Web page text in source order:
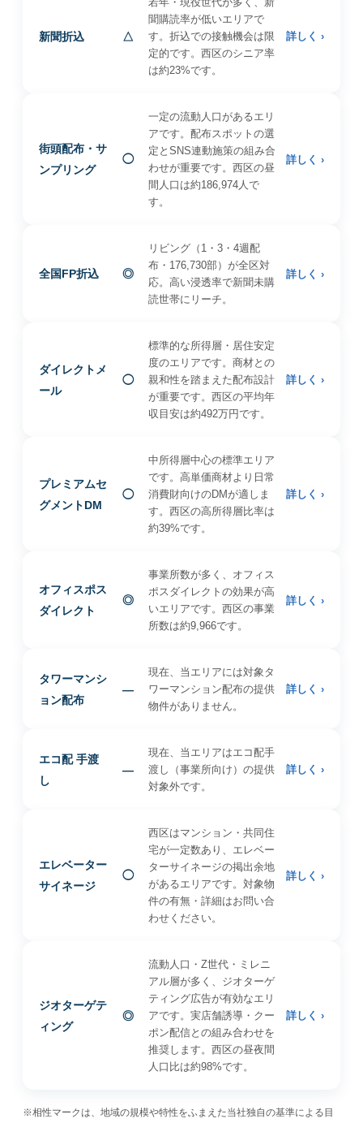
新聞折込 △
聞購読率が低いエリアで
す。折込での接触機会は限
定的です。西区のシニア率
は約23%です。
詳しく ›
街頭配布・サ
ンプリング
◯
一定の流動人口があるエリ
アです。配布スポットの選
定とSNS連動施策の組み合
わせが重要です。西区の昼
間人口は約186,974人で
す。
詳しく ›
全国FP折込 ◎
リビング（1・3・4週配
布・176,730部）が全区対
応。高い浸透率で新聞未購
読世帯にリーチ。
詳しく ›
ダイレクトメ
ール
◯
標準的な所得層・居住安定
度のエリアです。商材との
親和性を踏まえた配布設計
が重要です。西区の平均年
収目安は約492万円です。
詳しく ›
プレミアムセ
グメントDM
◯
中所得層中心の標準エリア
です。高単価商材より日常
消費財向けのDMが適しま
す。西区の高所得層比率は
約39%です。
詳しく ›
オフィスポス
ダイレクト
◎
事業所数が多く、オフィス
ポスダイレクトの効果が高
いエリアです。西区の事業
所数は約9,966です。
詳しく ›
タワーマンシ
ョン配布
—
現在、当エリアには対象タ
ワーマンション配布の提供
物件がありません。
詳しく ›
エコ配 手渡
し
—
現在、当エリアはエコ配手
渡し（事業所向け）の提供
対象外です。
詳しく ›
エレベーター
サイネージ
◯
西区はマンション・共同住
宅が一定数あり、エレベー
ターサイネージの掲出余地
があるエリアです。対象物
件の有無・詳細はお問い合
わせください。
詳しく ›
ジオターゲテ
ィング
◎
流動人口・Z世代・ミレニ
アル層が多く、ジオターゲ
ティング広告が有効なエリ
アです。実店舗誘導・クー
ポン配信との組み合わせを
推奨します。西区の昼夜間
人口比は約98%です。
詳しく ›
※相性マークは、地域の規模や特性をふまえた当社独自の基準による目